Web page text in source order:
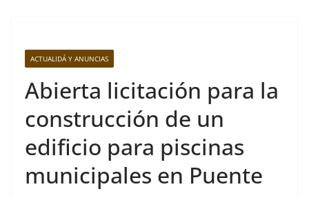
ACTUALIDÁ Y ANUNCIAS
Abierta licitación para la
construcción de un
edificio para piscinas
municipales en Puente